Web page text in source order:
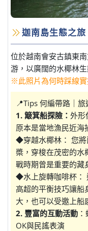
迦南島生態之旅
位於越南會安古鎮東
游，以廣闊的水椰林
※此照片為何時踩線
📍Tips 何編帶路｜旅
1. 簸箕船探險： 外形
原本是當地漁民近海
◆穿越水椰林： 您將
槳，穿梭在茂密的水
戰時期曾是重要的藏
◆水上旋轉咖啡杯：
高超的平衡技巧讓船
大，也可以受邀上船
2. 豐富的互動活動
OK與民謠表演